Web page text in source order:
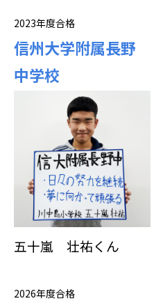
2023年度合格
信州大学附属長野
中学校
五十嵐 壮祐くん
2026年度合格